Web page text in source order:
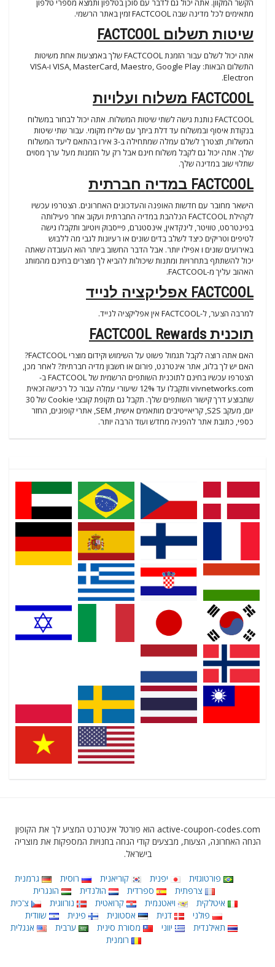
הקשר המקוון. אתה יכול גם לדבר עם סוכן בטלפון ותמצא מספרי טלפון
מתאימים לכל מדינה שבה FACTCOOL זמין באתר הרשמי.
שיטות תשלום FACTCOOL
אתה יכול לשלם עבור הזמנת FACTCOOL שלך באמצעות אחת משיטות
התשלום הבאות: VISA, MasterCard, Maestro, Google Play ו-VISA
Electron.
FACTCOOL משלוח ועלויות
FACTCOOL נותנת גישה לשתי שיטות המשלוח. אתה יכול לבחור במשלוח
בנקודת איסוף ובמשלוח עד דלת ביתך עם שליח מקומי. עבור שתי שיטות
המשלוח, תצטרך לשלם עמלה שמתחילה ב-3 אירו בהתאם ליעד המשלוח
שלך. אתה יכול גם לקבל משלוח חינם אבל רק על הזמנות מעל ערך מסוים
שתלוי שוב במדינה שלך.
FACTCOOL במדיה חברתית
הישאר מחובר עם חדשות האופנה והעדכונים האחרונים. הצטרפו עכשיו
לקהילת FACTCOOL הנלהבת במדיה החברתית ועקוב אחר פעילותה
בפינטרסט, טוויטר, לינקדאין, אינסטגרם, פייסבוק ויוטיוב ותקבלו גישה
לטיפים וטריקים כיצד לשלב בדים שונים או רעיונות לגבי מה ללבוש
באירועים שונים ו אפילו יותר. אבל הדבר החשוב ביותר הוא העובדה שאתה
יכול להשתתף בתחרויות ומתנות שיכולות להביא לך מוצרים בחינם מהמותג
האהוב עליך מ-FACTCOOL.
FACTCOOL אפליקציה לנייד
למרבה הצער, ל-FACTCOOL אין אפליקציה לנייד.
תוכנית FACTCOOL Rewards
האם אתה רוצה לקבל תגמול פשוט על השימוש וקידום מוצרי FACTCOOL?
האם יש לך בלוג, אתר אינטרנט, פורום או חשבון מדיה חברתית? לאחר מכן,
הצטרפו עכשיו בחינם לתוכנית השותפים הרשמית של FACTCOOL ב-
vivnetworks.com ותקבלו עד 12% שיעורי עמלה עבור כל רכישה זכאית
שתבוצע דרך קישור השותפים שלך. תקבל גם תקופת קובצי Cookie של 30
יום, מעקב S2S, קריאייטיבים מותאמים אישית, SEM, אתרי קופונים, החזר
כספי, כתובת אתר להפניה מחדש ועוד הרבה יותר.
active-coupon-codes.com הוא פורטל אינטרנט המציע לך את הקופון
הנחה האחרונה, הצעות, מבצעים קודי הנחה בחנויות המספקות את מוצריה
בישראל.
פורטוגזית יפנית קוריאנית רוסית
גרמנית
צרפתית
ספרדית הולנדית
הונגרית
איטלקית
ויאטנמית קרואטית נורווגית
צ'כית
פולני
דנית אסטונית פינית
שוודית
תאילנדית
יווני מסורת סינית ערבית
אנגלית
רומנית